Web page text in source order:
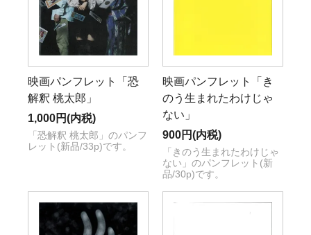
映画パンフレット「恐
解釈 桃太郎」
1,000円(内税)
「恐解釈 桃太郎」のパンフ
レット(新品/33p)です。
映画パンフレット「き
のう生まれたわけじゃ
ない」
900円(内税)
「きのう生まれたわけじゃ
ない」のパンフレット(新
品/30p)です。